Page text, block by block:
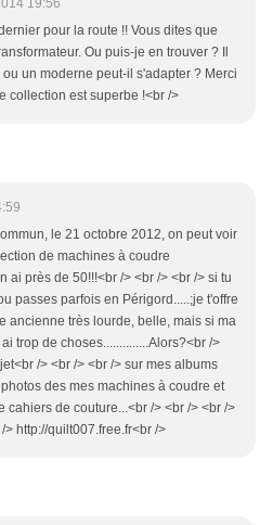
19:56
pour la route !! Vous dites que
Ou puis-je en trouver ? Il
un moderne peut-il s'adapter ? Merci
collection est superbe !<br />
le 21 octobre 2012, on peut voir
de machines à coudre
ai près de 50!!!<br /> <br /> <br /> si tu
passes parfois en Périgord.....;je t'offre
ancienne très lourde, belle, mais si ma
trop de choses..............Alors?<br />
/> <br /> <br /> sur mes albums
des mes machines à coudre et
cahiers de couture...<br /> <br /> <br />
> http://quilt007.free.fr<br />